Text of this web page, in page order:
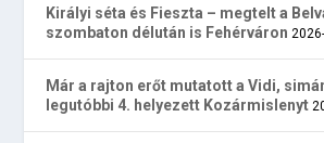
Királyi séta és Fieszta – megtelt a
szombaton délután is Fehérváron
Már a rajton erőt mutatott a Vidi,
legutóbbi 4. helyezett Kozármislenyt